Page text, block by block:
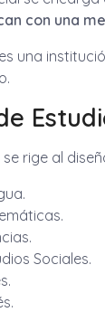
con una
una
se rige al
Sociales.